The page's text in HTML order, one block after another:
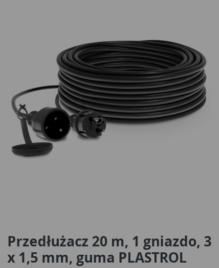
Przedłużacz 20 m, 1 gniazdo, 3
x 1,5 mm, guma PLASTROL